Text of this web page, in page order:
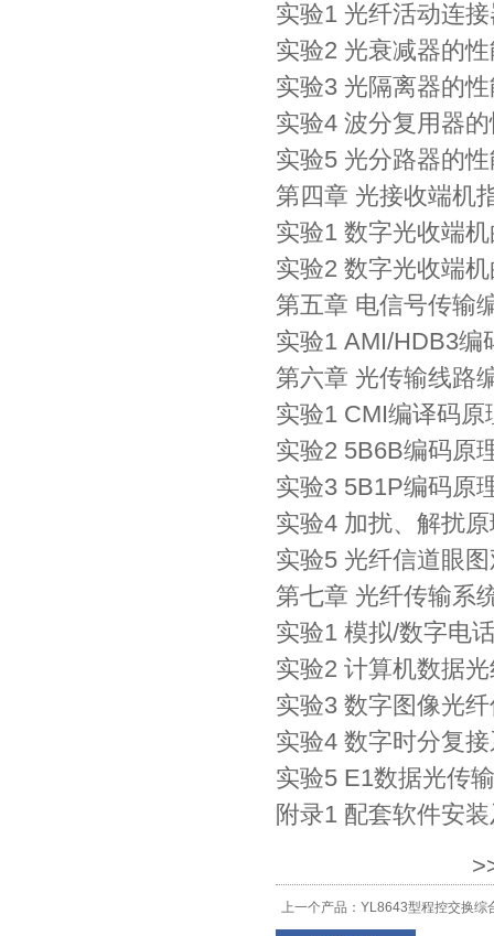
实验1 光纤活动连
实验2 光衰减器的
实验3 光隔离器的
实验4 波分复用器
实验5 光分路器的
第四章 光接收端机
实验1 数字光收端
实验2 数字光收端
第五章 电信号传输
实验1 AMI/HDB3编
第六章 光传输线路
实验1 CMI编译码
实验2 5B6B编码原
实验3 5B1P编码原
实验4 加扰、解扰
实验5 光纤信道眼
第七章 光纤传输系
实验1 模拟/数字电
实验2 计算机数据
实验3 数字图像光
实验4 数字时分复
实验5 E1数据光传
附录1 配套软件安
上一个产品： YL8643型程控交换综